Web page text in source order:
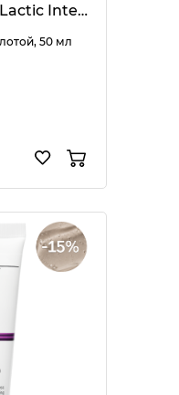
Line Repair Hydra Lactic Intense Peel
50 мл